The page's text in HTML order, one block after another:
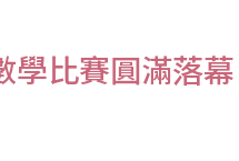
學比賽圓滿落幕